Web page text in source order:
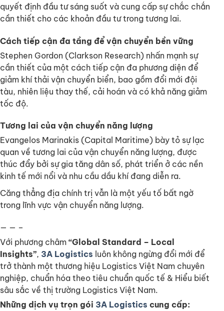
quyết định đầu tư sáng suốt và cung cấp sự chắc chắn
cần thiết cho các khoản đầu tư trong tương lai.
Cách tiếp cận đa tầng để vận chuyển bền vững
Stephen Gordon (Clarkson Research) nhấn mạnh sự
cần thiết của một cách tiếp cận đa phương diện để
giảm khí thải vận chuyển biển, bao gồm đổi mới đội
tàu, nhiên liệu thay thế, cải hoán và có khả năng giảm
tốc độ.
Tương lai của vận chuyển năng lượng
Evangelos Marinakis (Capital Maritime) bày tỏ sự lạc
quan về tương lai của vận chuyển năng lượng, được
thúc đẩy bởi sự gia tăng dân số, phát triển ở các nền
kinh tế mới nổi và nhu cầu dầu khí đang diễn ra.
Căng thẳng địa chính trị vẫn là một yếu tố bất ngờ
trong lĩnh vực vận chuyển năng lượng.
— — –
Với phương châm “Global Standard – Local
Insights”, 3A Logistics luôn không ngừng đổi mới để
trở thành một thương hiệu Logistics Việt Nam chuyên
nghiệp, chuẩn hóa theo tiêu chuẩn quốc tế & Hiểu biết
sâu sắc về thị trường Logistics Việt Nam.
Những dịch vụ trọn gói 3A Logistics cung cấp: